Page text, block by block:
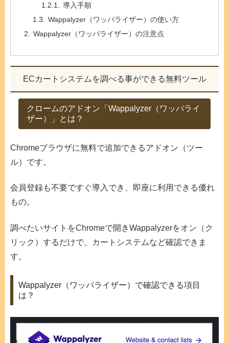
導入手順
Wappalyzer（ワッパライザー）の使い方
Wappalyzer（ワッパライザー）の注意点
ECカートシステムを調べる事ができる無料ツール
クロームのアドオン「Wappalyzer（ワッパライ
ザー）」とは？
Chromeブラウザに無料で追加できるアドオン（ツー
ル）です。
会員登録も不要ですぐ導入でき、即座に利用できる優れ
もの。
調べたいサイトをChromeで開きWappalyzerをオン（ク
リック）するだけで、カートシステムなど確認できま
す。
Wappalyzer（ワッパライザー）で確認できる項目
は？